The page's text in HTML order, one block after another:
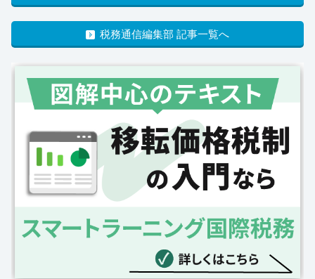
税務通信編集部 記事一覧へ